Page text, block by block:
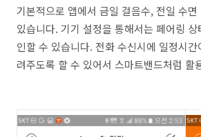
기본적으로 앱에서 금일 걸음수, 전일 수
있습니다. 기기 설정을 통해서는 페어링
인할 수 있습니다. 전화 수신시에 일정시
려주도록 할 수 있어서 스마트밴드처럼 활